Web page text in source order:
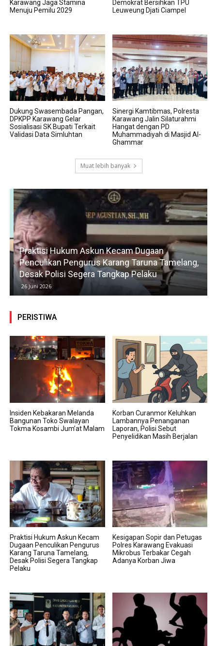
Karawang Jaga Stamina
Menuju Pemilu 2029
Demokrat Bersihkan TPU
Leuweung Djati Ciampel
Dukung Swasembada Pangan,
DPKPP Karawang Gelar
Sosialisasi SK Bupati Terkait
Validasi Data Simluhtan
Sinergi Kamtibmas, Polresta
Karawang Jalin Silaturahmi
Hangat dengan PD
Muhammadiyah di Masjid Al-
Ghammar
Muat lebih banyak
Praktisi Hukum Askun Kecam Dugaan
Penculikan Pengurus Karang Taruna Tamelang,
Desak Polisi Segera Tangkap Pelaku
26 Juni 2026
PERISTIWA
Insiden Kebakaran Melanda
Bangunan Toko Swalayan
Tokma Kosambi Jum’at Malam
Korban Curanmor Keluhkan
Lambannya Penanganan
Laporan, Polisi Sebut
Penyelidikan Masih Berjalan
Praktisi Hukum Askun Kecam
Dugaan Penculikan Pengurus
Karang Taruna Tamelang,
Desak Polisi Segera Tangkap
Pelaku
Kesigapan Sopir dan Petugas
Polres Karawang Evakuasi
Mikrobus Terbakar Cegah
Adanya Korban Jiwa